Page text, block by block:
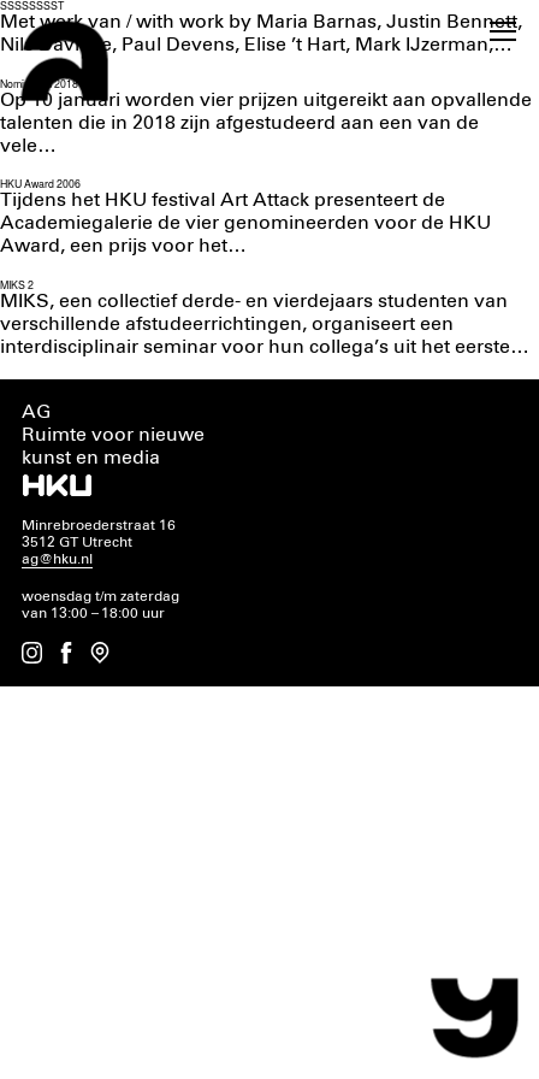
SSSSSSSST
Met werk van / with work by Maria Barnas, Justin Bennett,
Nils Davidse, Paul Devens, Elise ’t Hart, Mark IJzerman,…
Nominaties 2018
Op 10 januari worden vier prijzen uitgereikt aan opvallende
talenten die in 2018 zijn afgestudeerd aan een van de
vele…
HKU Award 2006
Tijdens het HKU festival Art Attack presenteert de
Academiegalerie de vier genomineerden voor de HKU
Award, een prijs voor het…
MIKS 2
MIKS, een collectief derde- en vierdejaars studenten van
verschillende afstudeerrichtingen, organiseert een
interdisciplinair seminar voor hun collega’s uit het eerste…
AG
Ruimte voor nieuwe
kunst en media
Minrebroederstraat 16
3512 GT Utrecht
ag@hku.nl
woensdag t/m zaterdag
van 13:00 – 18:00 uur